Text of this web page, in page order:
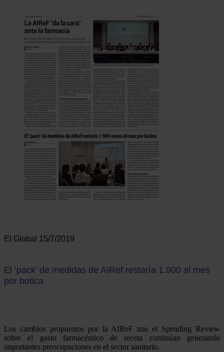
El Global 15/7/2019
El ‘pack’ de medidas de AIRef restaría 1.900 al mes
por botica
Los cambios propuestos por la AIReF tras el Spending Review
sobre el gasto farmacéutico de receta continúan generando
importantes preocupaciones en el sector sanitario.